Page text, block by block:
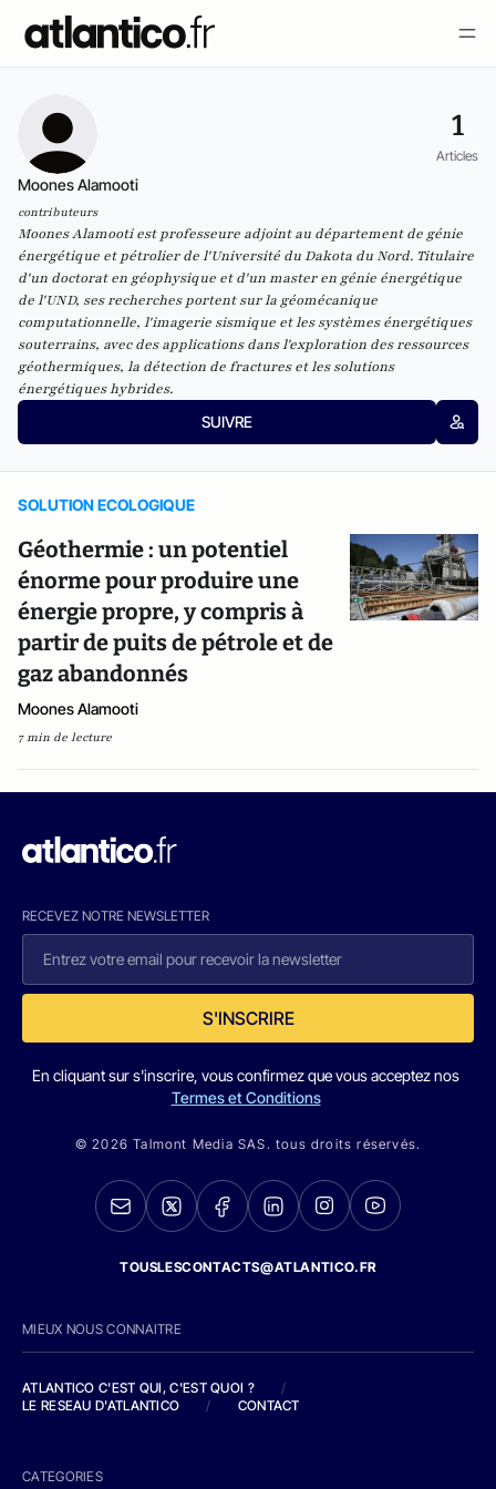
1
Articles
Moones Alamooti
contributeurs
Moones Alamooti est professeure adjoint au département de génie
énergétique et pétrolier de l'Université du Dakota du Nord. Titulaire
d'un doctorat en géophysique et d'un master en génie énergétique
de l'UND, ses recherches portent sur la géomécanique
computationnelle, l'imagerie sismique et les systèmes énergétiques
souterrains, avec des applications dans l'exploration des ressources
géothermiques, la détection de fractures et les solutions
énergétiques hybrides.
SUIVRE
SOLUTION ECOLOGIQUE
Géothermie : un potentiel
énorme pour produire une
énergie propre, y compris à
partir de puits de pétrole et de
gaz abandonnés
Moones Alamooti
7 min de lecture
RECEVEZ NOTRE NEWSLETTER
S'INSCRIRE
En cliquant sur s'inscrire, vous confirmez que vous acceptez nos
Termes et Conditions
© 2026 Talmont Media SAS. tous droits réservés.
TOUSLESCONTACTS@ATLANTICO.FR
MIEUX NOUS CONNAITRE
ATLANTICO C'EST QUI, C'EST QUOI ?
/
LE RESEAU D'ATLANTICO
/ CONTACT
CATEGORIES